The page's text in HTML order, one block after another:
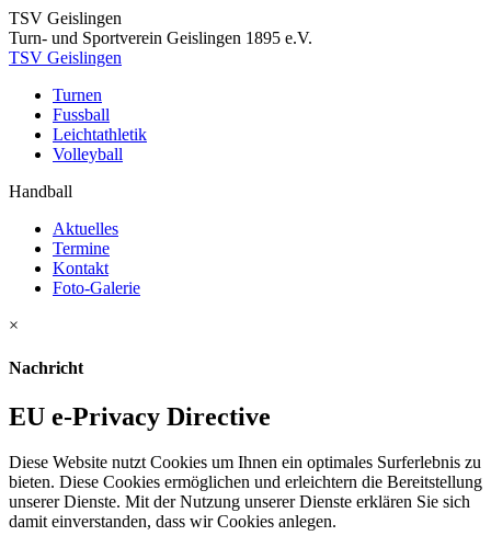
TSV Geislingen
Turn- und Sportverein Geislingen 1895 e.V.
TSV Geislingen
Turnen
Fussball
Leichtathletik
Volleyball
Handball
Aktuelles
Termine
Kontakt
Foto-Galerie
×
Nachricht
EU e-Privacy Directive
Diese Website nutzt Cookies um Ihnen ein optimales Surferlebnis zu
bieten. Diese Cookies ermöglichen und erleichtern die Bereitstellung
unserer Dienste. Mit der Nutzung unserer Dienste erklären Sie sich
damit einverstanden, dass wir Cookies anlegen.